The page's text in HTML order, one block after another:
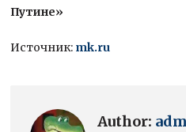
Путине»
Источник: mk.ru
Author: